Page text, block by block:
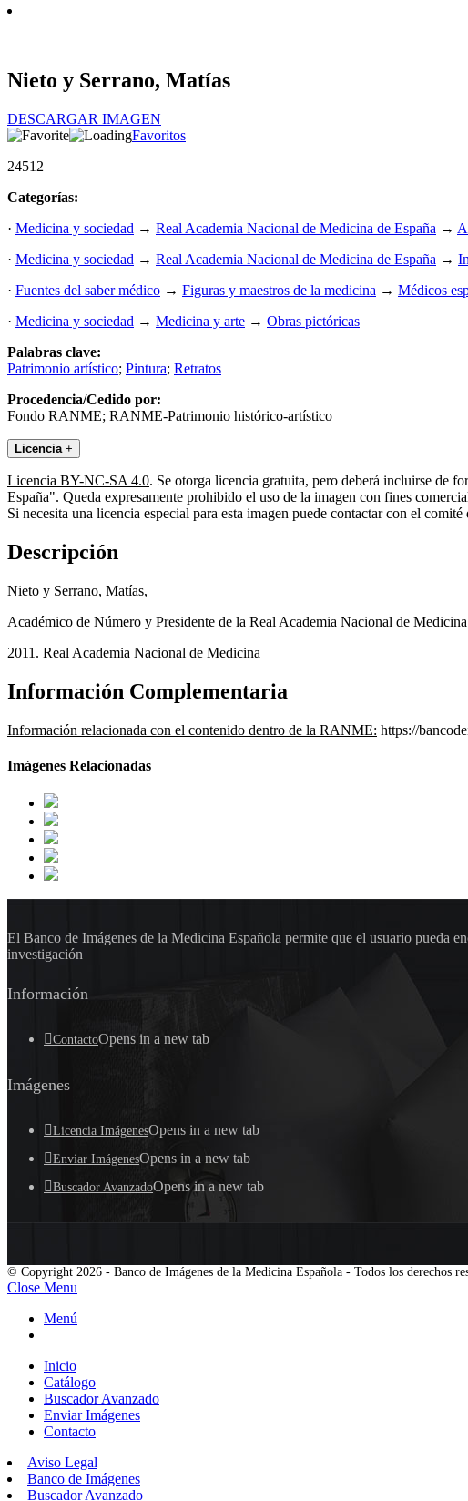
Nieto y Serrano, Matías
DESCARGAR IMAGEN
Favoritos
24512
Categorías:
· Medicina y sociedad → Real Academia Nacional de Medicina de España →
· Medicina y sociedad → Real Academia Nacional de Medicina de España →
· Fuentes del saber médico → Figuras y maestros de la medicina → Médicos
· Medicina y sociedad → Medicina y arte → Obras pictóricas
Palabras clave:
Patrimonio artístico; Pintura; Retratos
Procedencia/Cedido por:
Fondo RANME; RANME-Patrimonio histórico-artístico
Licencia +
Licencia BY-NC-SA 4.0. Se otorga licencia gratuita, pero deberá incluirse de
España". Queda expresamente prohibido el uso de la imagen con fines
Si necesita una licencia especial para esta imagen puede contactar con el
Descripción
Nieto y Serrano, Matías,
Académico de Número y Presidente de la Real Academia Nacional de
2011. Real Academia Nacional de Medicina
Información Complementaria
Información relacionada con el contenido dentro de la RANME: https://
Imágenes Relacionadas
El Banco de Imágenes de la Medicina Española permite que el usuario pueda
investigación
Información
ContactoOpens in a new tab
Imágenes
Licencia ImágenesOpens in a new tab
Enviar ImágenesOpens in a new tab
Buscador AvanzadoOpens in a new tab
© Copyright 2026 - Banco de Imágenes de la Medicina Española - Todos los derechos
Close Menu
Menú
Inicio
Catálogo
Buscador Avanzado
Enviar Imágenes
Contacto
Aviso Legal
Banco de Imágenes
Buscador Avanzado